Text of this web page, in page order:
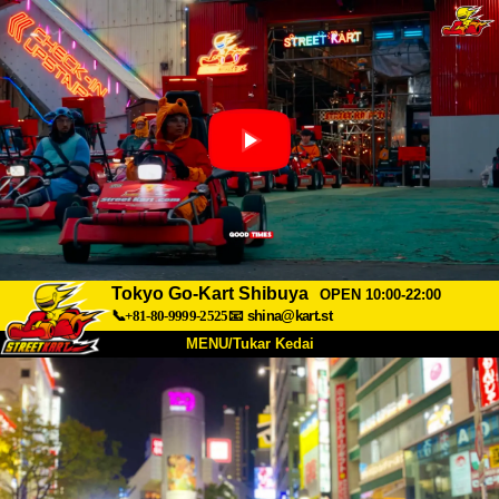
Tokyo Go-Kart Shibuya
OPEN 10:00-22:00
📞+81-80-9999-2525📧 shina@kart.st
MENU/Tukar Kedai
UTAMA
Tentang Spesifikasi Harga
Akses Suara Soalan Lazim